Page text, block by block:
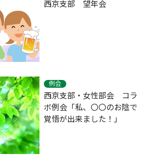
西京支部 望年会
例会
西京支部・女性部会 コラ
ボ例会「私、〇〇のお陰で
覚悟が出来ました！」